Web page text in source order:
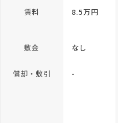
賃料 8.5万円
敷金 なし
償却・敷引 -